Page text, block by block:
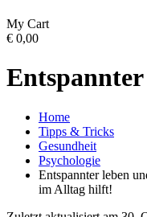
My Cart
€ 0,00
Home
Tipps & Tricks
Gesundheit
Psychologie
Entspannter leben
im Alltag hilft!